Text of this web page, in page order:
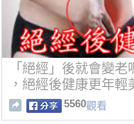
「絕經」後就會變
，絕經後健康更年輕
5560觀看